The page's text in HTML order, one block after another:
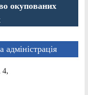
окупованих
адміністрація
4,